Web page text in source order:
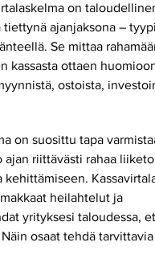
on
tiettynä ajanjaksona –
Se mittaa
kassasta ottaen
ostoista,
on suosittu tapa
ajan riittävästi rahaa
kehittämiseen.
heilahtelut ja
yrityksesi taloudessa,
osaat tehdä tarvittavia